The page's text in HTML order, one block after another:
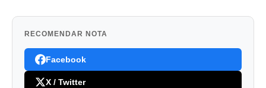
RECOMENDAR NOTA
Facebook
X / Twitter